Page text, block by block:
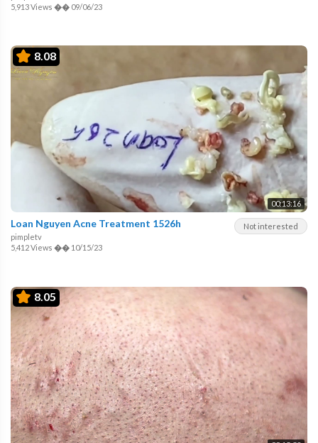
5,913 Views �� 09/06/23
8.08
00:13:16
Not interested
Loan Nguyen Acne Treatment 1526h
pimpletv
5,412 Views �� 10/15/23
8.05